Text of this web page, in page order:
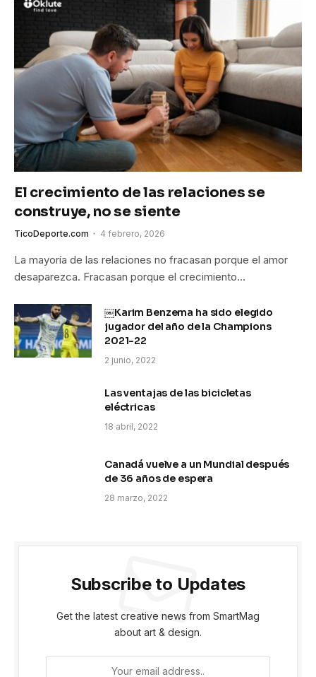
El crecimiento de las relaciones se
construye, no se siente
TicoDeporte.com 4 febrero, 2026
La mayoría de las relaciones no fracasan porque el amor
desaparezca. Fracasan porque el crecimiento…
￼Karim Benzema ha sido elegido
jugador del año de la Champions
2021-22
2 junio, 2022
Las ventajas de las bicicletas
eléctricas
18 abril, 2022
Canadá vuelve a un Mundial después
de 36 años de espera
28 marzo, 2022
Subscribe to Updates
Get the latest creative news from SmartMag
about art & design.